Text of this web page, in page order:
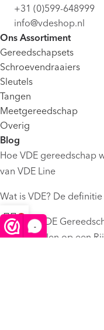
-
+31 (0)599-648999
info@vdeshop.nl
Ons Assortiment
Gereedschapsets
Schroevendraaiers
Sleutels
Tangen
Meetgereedschap
Overig
Blog
Hoe VDE gereedschap
van VDE Line
Wat is VDE? De
Waarom VDE
De Voordelen op een Rij